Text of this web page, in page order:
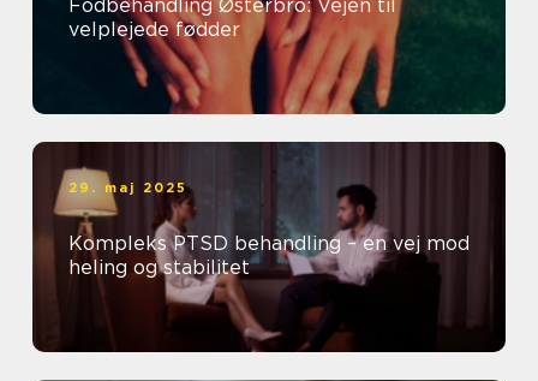
Fodbehandling Østerbro: Vejen til
velplejede fødder
29. maj 2025
Kompleks PTSD behandling – en vej mod
heling og stabilitet